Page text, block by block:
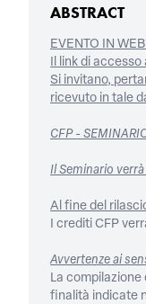
ABSTRACT
EVENTO IN
Il link di
Si invitano,
ricevuto in tale
CFP -
Il Seminario
Al fine del
I crediti CFP
Avvertenze ai
La
finalità indicate